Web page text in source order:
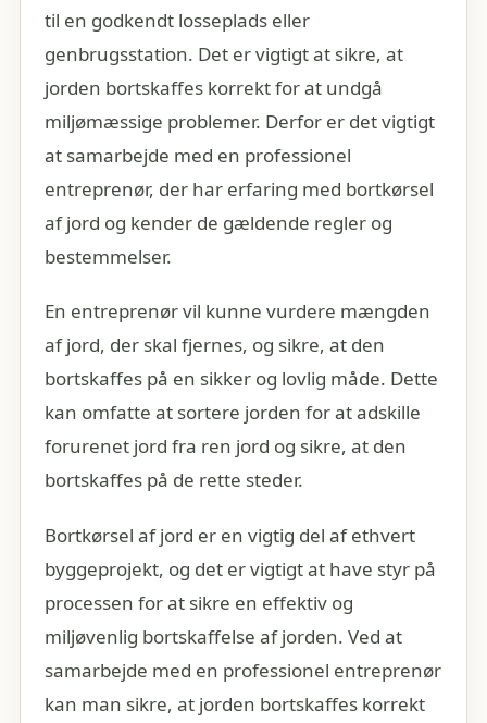
til en godkendt losseplads eller
genbrugsstation. Det er vigtigt at sikre, at
jorden bortskaffes korrekt for at undgå
miljømæssige problemer. Derfor er det vigtigt
at samarbejde med en professionel
entreprenør, der har erfaring med bortkørsel
af jord og kender de gældende regler og
bestemmelser.
En entreprenør vil kunne vurdere mængden
af jord, der skal fjernes, og sikre, at den
bortskaffes på en sikker og lovlig måde. Dette
kan omfatte at sortere jorden for at adskille
forurenet jord fra ren jord og sikre, at den
bortskaffes på de rette steder.
Bortkørsel af jord er en vigtig del af ethvert
byggeprojekt, og det er vigtigt at have styr på
processen for at sikre en effektiv og
miljøvenlig bortskaffelse af jorden. Ved at
samarbejde med en professionel entreprenør
kan man sikre, at jorden bortskaffes korrekt